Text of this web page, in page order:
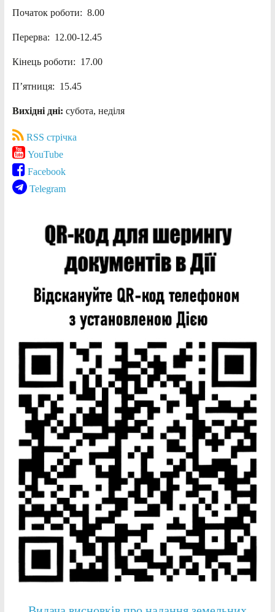
Початок роботи: 8.00
Перерва: 12.00-12.45
Кінець роботи: 17.00
П’ятниця: 15.45
Вихідні дні: субота, неділя
RSS стрічка
YouTube
Facebook
Telegram